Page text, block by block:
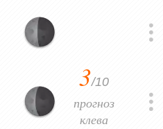
3/10
прогноз
клева